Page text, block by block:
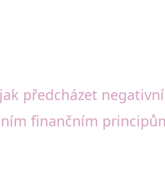
předcházet
finančním